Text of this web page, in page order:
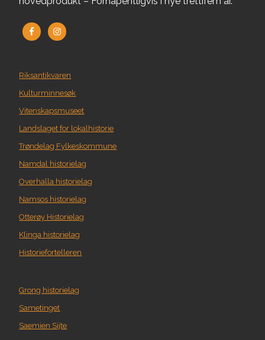
Riksantikvaren
Kulturminnesøk
Vitenskapsmuseet
Landslaget for lokalhistorie
Trøndelag Fylkeskommune
Namdal historielag
Overhalla historielag
Namsos historielag
Otterøy Historielag
Klinga historielag
Historiefortelleren
Grong historielag
Sametinget
Saemien Sijte